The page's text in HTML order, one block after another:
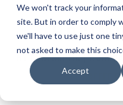
We won't track your
site. But in order to comply
we'll have to use just one
not asked to make this
Accept
BY CYBEROPTIK | 1.
KAFFEE